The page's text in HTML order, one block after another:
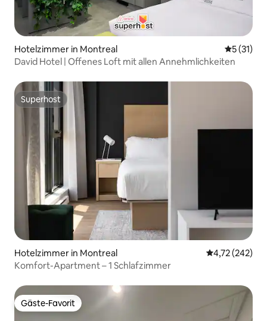
Hotelzimmer in Montreal
5 (31)
David Hotel | Offenes Loft mit allen Annehmlichkeiten
Superhost
Superhost
Hotelzimmer in Montreal
4,72 (242)
Komfort-Apartment – 1 Schlafzimmer
Gäste-Favorit
Gäste-Favorit